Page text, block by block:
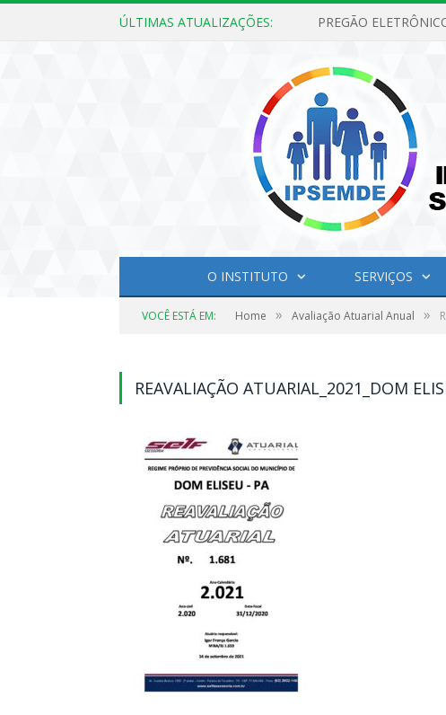
ÚLTIMAS ATUALIZAÇÕES:
O INSTITUTO SERVIÇOS
VOCÊ ESTÁ EM: Home » Avaliação Atuarial Anual »
REAVALIAÇÃO ATUARIAL_2021_DOM